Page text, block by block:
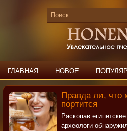
ГЛАВНАЯ НОВОЕ
ПОИСК КОНТАКТЫ
Правда ли, что
портится
Раскопав
археологи